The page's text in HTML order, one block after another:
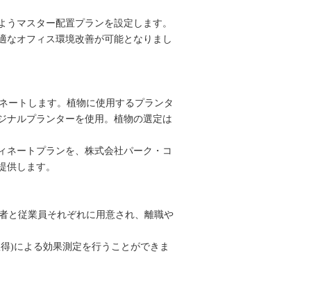
マスター配置プランを設定します。
なオフィス環境改善が可能となりまし
ートします。植物に使用するプランタ
ナルプランターを使用。植物の選定は
ネートプランを、株式会社パーク・コ
します。
と従業員それぞれに用意され、離職や
)による効果測定を行うことができま